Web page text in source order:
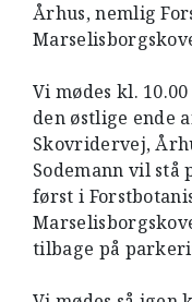
Århus, nemlig
Vi mødes kl.
den østlige ende
Skovridervej,
Sodemann vil stå
først i
tilbage på